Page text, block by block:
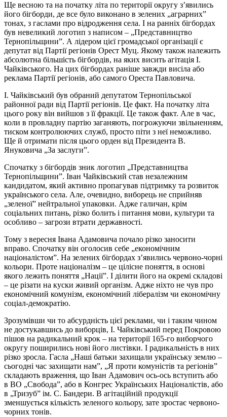
Ще весною та на початку літа по території округу з’явились
його бігборди, де все було виконано в зелених „аграрних”
тонах, з гаслами про відродження села. І на ранніх бігбордах
був невеликий логотип з написом – „Представництво
Тернопільщини”. А лідером цієї громадської організації є
депутат від Партії регіонів Орест Муц. Якому також належить
абсолютна більшість бігбордів, на яких висить агітація І.
Чайківського. На цих бігбордах раніше завжди висіла або
реклама Партії регіонів, або самого Ореста Павловича.
І. Чайківський був обраний депутатом Тернопільської
районної ради від Партії регіонів. Це факт. На початку літа
цього року він вийшов з її фракції. Це також факт. Але в час,
коли в провладну партію заганяють, погрожуючи звільненням,
тиском контролюючих служб, просто піти з неї неможливо.
Ще й отримати після цього орден від Президента В.
Януковича „За заслуги”.
Спочатку з бігбордів зник логотип „Представництва
Тернопільщини”. Іван Чайківський став незалежним
кандидатом, який активно пропагував підтримку та розвиток
українського села. Але, очевидно, виборець не сприйняв
„зеленої” нейтральної упаковки. Адже галичан, крім
соціальних питань, різко болить і питання мови, культури та
особливо – загрози втрати державності.
Тому з вересня Івана Адамовича почало різко заносити
вправо. Спочатку він оголосив себе „економічним
націоналістом”. На зелених бігбордах з’явились червоно-чорні
кольори. Проте націоналізм – це цілісне поняття, в основі
якого лежить поняття „Нації”. І ділити його на окремі складові
– це різати на куски живий організм. Адже ніхто не чув про
економічний комунізм, економічний лібералізм чи економічну
соціал-демократію.
Зрозумівши чи то абсурдність цієї реклами, чи і таким чином
не достукавшись до виборців, І. Чайківський перед Покровою
пішов на радикальний крок – на території 165-го виборчого
округу поширились нові його листівки. І радикальність в них
різко зросла. Гасла „Наші батьки захищали українську землю –
сьогодні час захищати нам”, „Я проти комуністів та регіонів”
складають враження, що Іван Адамович ось-ось вступить або
в ВО „Свобода”, або в Конгрес Українських Націоналістів, або
в „Тризуб” ім. С. Бандери. В агітаційній продукції
зменшується кількість зеленого кольору, зате зростає червоно-
чорних тонів.